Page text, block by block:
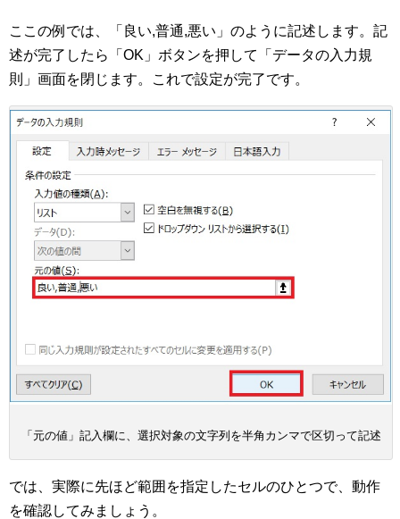
ここの例では、「良い,普通,悪い」のように記述します。記
述が完了したら「OK」ボタンを押して「データの入力規
則」画面を閉じます。これで設定が完了です。
「元の値」記入欄に、選択対象の文字列を半角カンマで区切って記述
では、実際に先ほど範囲を指定したセルのひとつで、動作
を確認してみましょう。